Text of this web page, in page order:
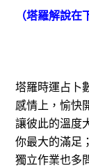
（塔羅解說在
塔羅時運占卜
感情上，愉快
讓彼此的溫度
你最大的滿足
獨立作業也多